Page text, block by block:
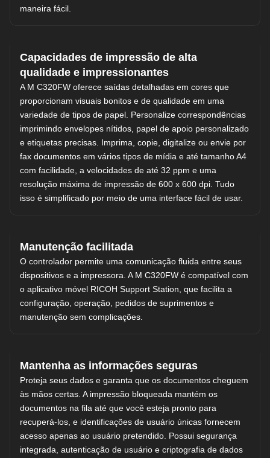
maneira fácil.
Capacidades de impressão de alta
qualidade e impressionantes
A M C320FW oferece saídas detalhadas em cores que
proporcionam visuais bonitos e de qualidade em uma
variedade de tipos de papel. Personalize correspondências
imprimindo envelopes nítidos, papel de apoio personalizado
e etiquetas precisas. Imprima, copie, digitalize ou envie por
fax documentos em vários tipos de mídia e até tamanho A4
com facilidade, a velocidades de até 32 ppm e uma
resolução máxima de impressão de 600 x 600 dpi. Tudo
isso é simplificado por meio de uma interface fácil de usar.
Manutenção facilitada
O controlador permite uma comunicação fluida entre seus
dispositivos e a impressora. A M C320FW é compatível com
o aplicativo móvel RICOH Support Station, que facilita a
configuração, operação, pedidos de suprimentos e
manutenção sem complicações.
Mantenha as informações seguras
Proteja seus dados e garanta que os documentos cheguem
às mãos certas. A impressão bloqueada mantém os
documentos na fila até que você esteja pronto para
recuperá-los, e identificações de usuário únicas fornecem
acesso apenas ao usuário pretendido. Possui segurança
integrada, autenticação de usuário e criptografia de dados